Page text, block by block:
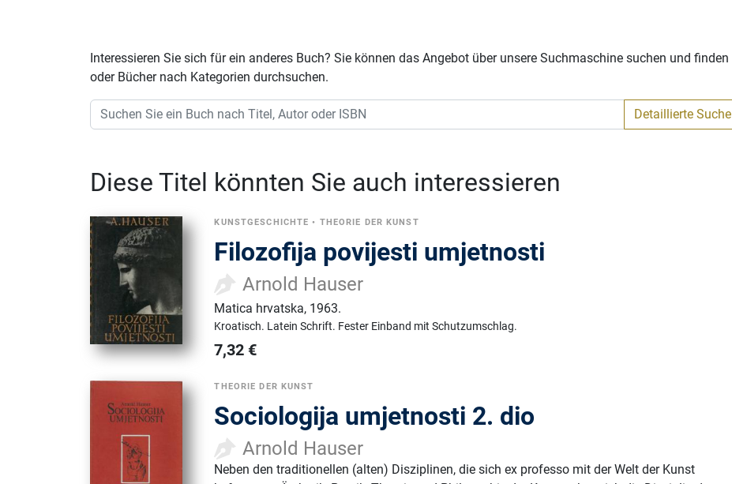
Interessieren Sie sich für ein anderes Buch? Sie können das Angebot über unsere Suchmaschine suchen und finden
oder Bücher nach Kategorien durchsuchen.
Detaillierte Suche
Diese Titel könnten Sie auch interessieren
KUNSTGESCHICHTE • THEORIE DER KUNST
Filozofija povijesti umjetnosti
Arnold Hauser
Matica hrvatska, 1963.
Kroatisch. Latein Schrift. Fester Einband mit Schutzumschlag.
7,32 €
THEORIE DER KUNST
Sociologija umjetnosti 2. dio
Arnold Hauser
Neben den traditionellen (alten) Disziplinen, die sich ex professo mit der Welt der Kunst